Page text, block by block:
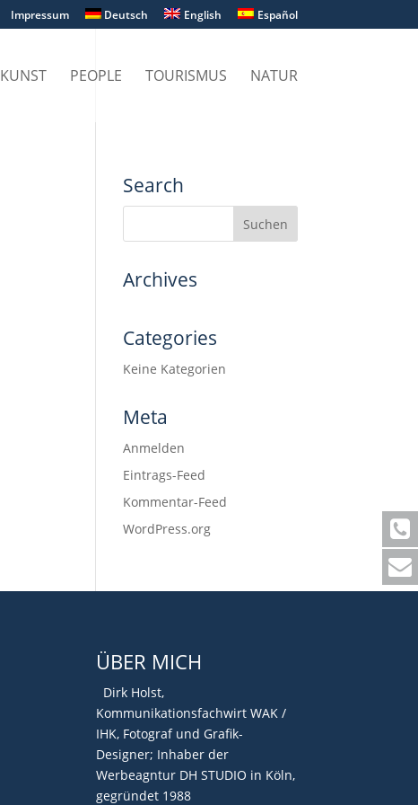
Impressum Deutsch English Español
KUNST PEOPLE TOURISMUS NATUR
Search
Archives
Categories
Keine Kategorien
Meta
Anmelden
Eintrags-Feed
Kommentar-Feed
WordPress.org
ÜBER MICH
Dirk Holst,
Kommunikationsfachwirt WAK /
IHK, Fotograf und Grafik-
Designer; Inhaber der
Werbeagntur DH STUDIO in Köln,
gegründet 1988